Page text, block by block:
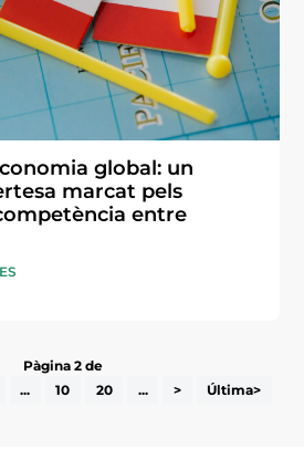
global: un
marcat pels
entre
Pàgina 2 de
... 10 20 ... > Última>